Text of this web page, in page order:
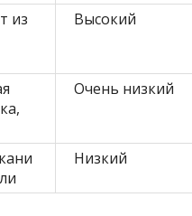
из
Высокий
Очень низкий
Низкий